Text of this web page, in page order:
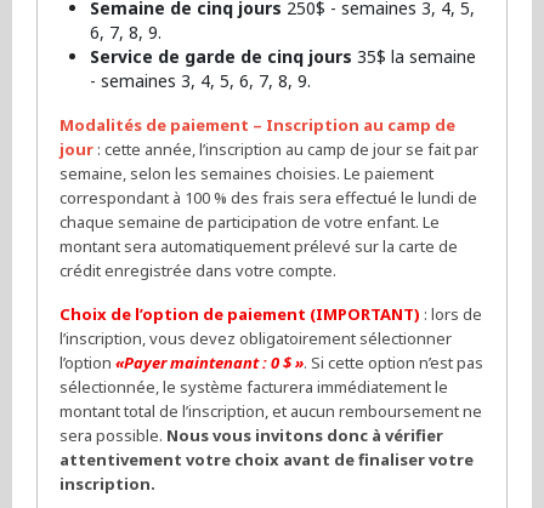
Semaine de cinq jours 250$ - semaines 3, 4, 5,
6, 7, 8, 9.
Service de garde de cinq jours 35$ la semaine
- semaines 3, 4, 5, 6, 7, 8, 9.
Modalités de paiement – Inscription au camp de
jour : cette année, l’inscription au camp de jour se fait par
semaine, selon les semaines choisies. Le paiement
correspondant à 100 % des frais sera effectué le lundi de
chaque semaine de participation de votre enfant. Le
montant sera automatiquement prélevé sur la carte de
crédit enregistrée dans votre compte.
Choix de l’option de paiement (IMPORTANT) : lors de
l’inscription, vous devez obligatoirement sélectionner
l’option «Payer maintenant : 0 $ ». Si cette option n’est pas
sélectionnée, le système facturera immédiatement le
montant total de l’inscription, et aucun remboursement ne
sera possible. Nous vous invitons donc à vérifier
attentivement votre choix avant de finaliser votre
inscription.